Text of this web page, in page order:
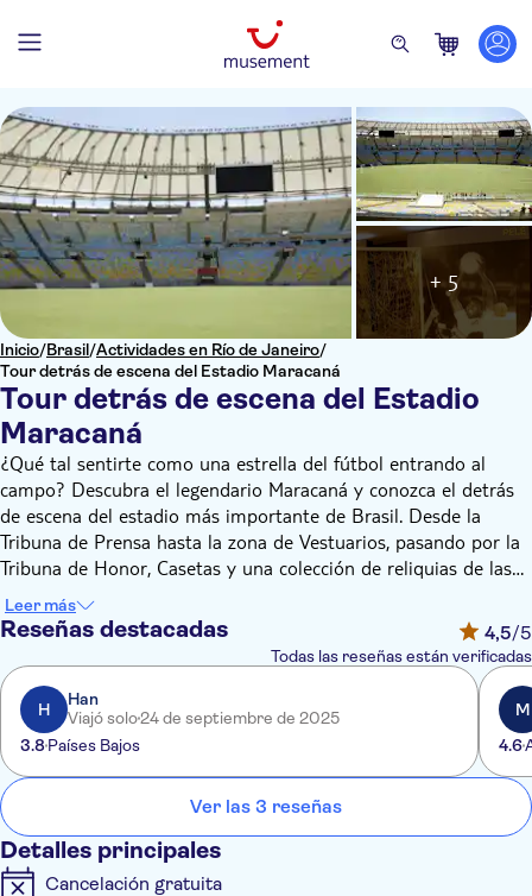
Inicio/Brasil/Actividades en Río de Janeiro/
Tour detrás de escena del Estadio Maracaná
Tour detrás de escena del Estadio
Maracaná
+ 5
¿Qué tal sentirte como una estrella del fútbol entrando al
campo? Descubra el legendario Maracaná y conozca el detrás
de escena del estadio más importante de Brasil. Desde la
Tribuna de Prensa hasta la zona de Vestuarios, pasando por la
Tribuna de Honor, Casetas y una colección de reliquias de las
estrellas que hicieron historia en el templo del fútbol mundial.
Prepárate para un viaje emocionante, explorando su historia
con videos, sonidos y diferentes experiencias que quedarán
para siempre en tu memoria.
¡No en todos los estadios se han visto dos finales de Copa del
Mundo! Hay mucha historia y emoción en el aire. No tienes
que imaginar cómo las estrellas más grandes del mundo como
Zico, Pelé y Garrincha están aquí, ¡también puedes sentirlo!
Leer más
Reseñas destacadas 4,5/5
Todas las reseñas están verificadas
H
Han
Viajó solo24 de septiembre de 2025
3.8 Países Bajos
M
4.6
Ver las 3 reseñas
Detalles principales
Cancelación gratuita